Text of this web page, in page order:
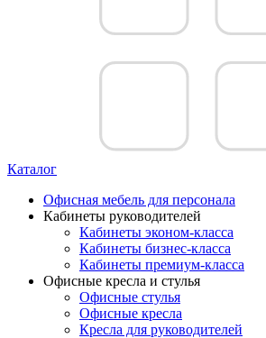
Каталог
Офисная мебель для персонала
Кабинеты руководителей
Кабинеты эконом-класса
Кабинеты бизнес-класса
Кабинеты премиум-класса
Офисные кресла и стулья
Офисные стулья
Офисные кресла
Кресла для руководителей